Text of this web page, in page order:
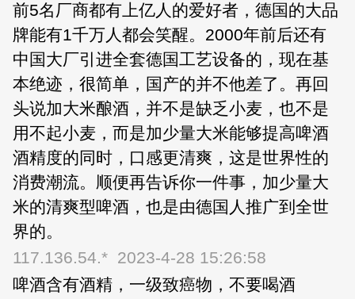
前5名厂商都有上亿人的爱好者，德国的大品
牌能有1千万人都会笑醒。2000年前后还有
中国大厂引进全套德国工艺设备的，现在基
本绝迹，很简单，国产的并不他差了。再回
头说加大米酿酒，并不是缺乏小麦，也不是
用不起小麦，而是加少量大米能够提高啤酒
酒精度的同时，口感更清爽，这是世界性的
消费潮流。顺便再告诉你一件事，加少量大
米的清爽型啤酒，也是由德国人推广到全世
界的。
117.136.54.* 2023-4-28 15:26:58
啤酒含有酒精，一级致癌物，不要喝酒